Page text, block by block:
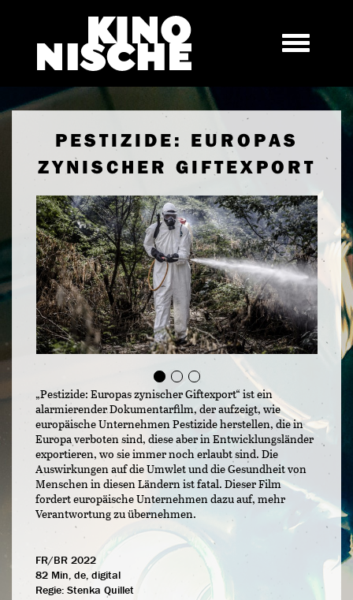
PESTIZIDE: EUROPAS
ZYNISCHER GIFTEXPORT
„Pestizide: Europas zynischer Giftexport“ ist ein
alarmierender Dokumentarfilm, der aufzeigt, wie
europäische Unternehmen Pestizide herstellen, die in
Europa verboten sind, diese aber in Entwicklungsländer
exportieren, wo sie immer noch erlaubt sind. Die
Auswirkungen auf die Umwlet und die Gesundheit von
Menschen in diesen Ländern ist fatal. Dieser Film
fordert europäische Unternehmen dazu auf, mehr
Verantwortung zu übernehmen.
FR/BR 2022
82 Min, de, digital
Regie: Stenka Quillet